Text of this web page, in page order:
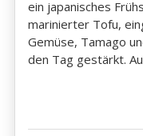
ein japanisches
marinierter Tofu,
Gemüse, Tamago
den Tag gestärkt.